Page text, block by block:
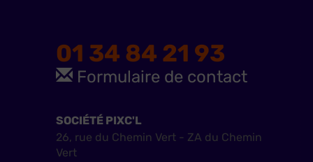
01 34 84 21 93
Formulaire de contact
SOCIÉTÉ PIXC'L
26, rue du Chemin Vert - ZA du Chemin
Vert